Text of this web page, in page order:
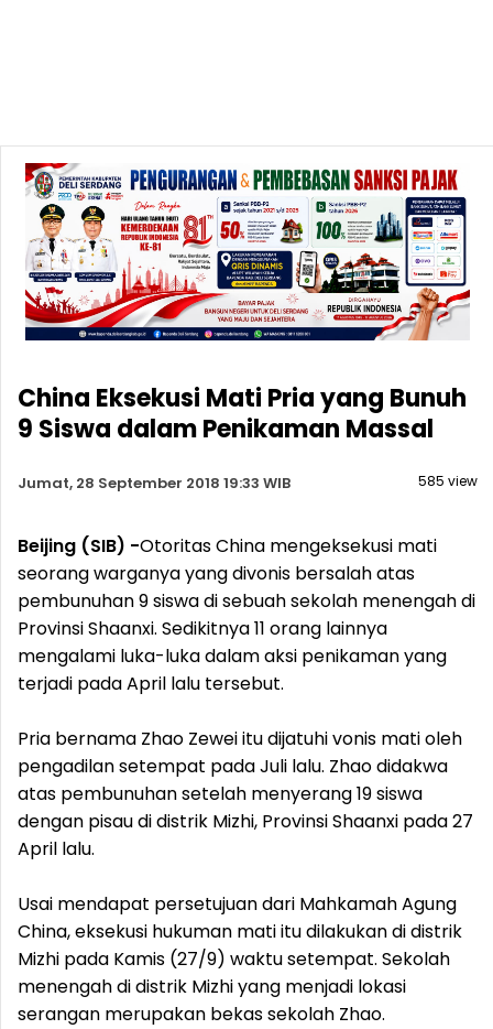
China Eksekusi Mati Pria yang Bunuh
9 Siswa dalam Penikaman Massal
Jumat, 28 September 2018 19:33 WIB 585 view
Beijing (SIB) -Otoritas China mengeksekusi mati
seorang warganya yang divonis bersalah atas
pembunuhan 9 siswa di sebuah sekolah menengah di
Provinsi Shaanxi. Sedikitnya 11 orang lainnya
mengalami luka-luka dalam aksi penikaman yang
terjadi pada April lalu tersebut.
Pria bernama Zhao Zewei itu dijatuhi vonis mati oleh
pengadilan setempat pada Juli lalu. Zhao didakwa
atas pembunuhan setelah menyerang 19 siswa
dengan pisau di distrik Mizhi, Provinsi Shaanxi pada 27
April lalu.
Usai mendapat persetujuan dari Mahkamah Agung
China, eksekusi hukuman mati itu dilakukan di distrik
Mizhi pada Kamis (27/9) waktu setempat. Sekolah
menengah di distrik Mizhi yang menjadi lokasi
serangan merupakan bekas sekolah Zhao.